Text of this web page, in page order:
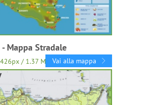
Mappa Stradale
/ 1.37 Mb Vai alla mappa